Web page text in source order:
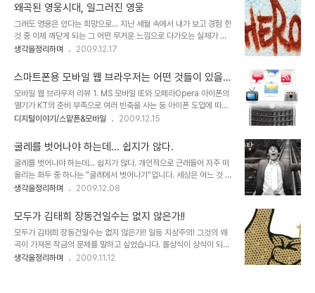
특정한 한 사람의 몫이었고, 그건 말그대로 신화였습니다. 그리고 이를
본 많은 사람들은 성공을 일궈낸 사람에 대해 방송이 보여준 만큼 생각
하게 했습니다. 물론 저도 그랬습니다. ▲ 강대국 미국이 과연 미국 스
스로의 힘만으로 세상의 앞에 설 수 있었을까요? 그런데, 시간이 지나
서 알게된 그 성공이란, 성공이라고 하기엔 무색한 경우가 적지 않았습
미리 터춰 버린... 그러한 왜..
왜곡된 영웅시대, 일그러진 영웅
그래도 영웅은 있다는 희망으로... 지난 세월 속에서 내가 보고 경험 한
것 중 이제 깨닫게 되는 그 어떤 무거운 느낌으로 다가오는 실체가 있
습니다. 그것은 특정한 누군가의 자취로 인하여 세상을 구한다는 등의
힘이 작용하는 신화와도 같아서 세상을 포장하는 방송과 언론 -역사적
과거는 구전(口傳)과 책을 통하여- 을 동원하여 그 쉽지 않은 표현을
어렵지 않게 전파하였고 지금도 그러한 듯 보입니다. 누군가의 말처럼
"뛰어난 1인이 그렇지 못한 천명 또는 그 이상을 먹여살린다!" 라는 말
은 워낙 시각차가 크기 때문에 혹자의 경우 그 보는 관점에 따라서는
그대로의 진실이 되어..
생각을정리하며 2009.12.17
스마트폰용 모바일 웹 브라우저는 어떤 것들이 있을
까?
모바일 웹 브라우저 리뷰 1. MS 모바일 IE와 오페라Opera 아이폰의
열기가 KT의 준비 부족으로 여러 빈축을 사는 등 아이폰 도입에 따른
관심 만큼 그 불협화음도 적지 않았던 것 같습니다. 하지만, 아이폰에
을 줄 모르는 듯 합니다. 그리고 이제 그 열기는 여타의 나라들에서 그
랬듯이 서서히 우리나라도 스마트폰의 대중화라는 방향으로 이어지고
있어 보입니다. ▲ 과거 데스크탑 PC에서 하던 모든 일을 이제는 모
바일로 한다! 그렇습니다. 이제 스마트폰이 중심이 되는 모바일 시대가
시작되고 있는 겁니다. 그렇다면, 모바일 시대의 핵심적 도구가 될 스
로 예상되는 것으로 가장 첫..
디지털이야기/스맡폰&모바일 2009.12.15
굴레를 벗어나야 하는데... 쉽지가 않다.
굴레를 벗어나야 하는데... 쉽지가 않다. 개인적으로 근래들어 자주 떠
올리는 화두 중 하나는 "굴레에서 벗어나기"입니다. 세상은 어느 것 하
나 변하지 않은 것 같으면서도 엄청난 속도로 바뀌어 간다는 역설적인
서도 잠시 인간의 굴레라는 표현을 했었죠. 정말입니다. 돌려 생각하면
참으로 간단하고 이렇게 재미있게 살아갈 수 있는 곳이 우리가 살아가
는 세상인데... 세상 살이라는 틈바구니 속에 톱니 바퀴처럼 끼어 살아
가고 있는 모습을 마주하게 되면... 얘기는 달라집니다. 그렇다고 이것
이 항상 어느 특정한 사람.. 또는 나를 지칭하는 것만은 아님도 알고 있
생각을정리하며 2009.12.08
모두가 김태희 장동건일수는 없지 않은가!!
모두가 김태희 장동건일수는 없지 않은가!! 일등 지상주의! 그것의 왜
곡이 가져온 작금의 문제를 말하고 싶었습니다. 몰상식이 상식이 되어
온통 거꾸로 보이는 현 세태가 그 원인이라 생각되지만, 해도 너무하다
생각을정리하며 2009.11.12